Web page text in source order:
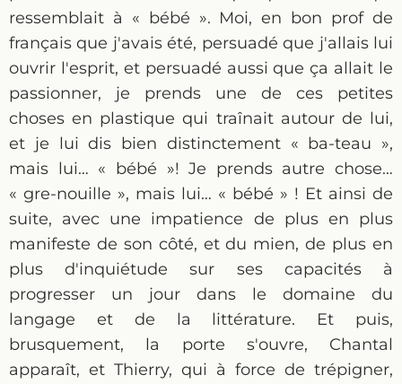
ressemblait à « bébé ». Moi, en bon prof de
français que j'avais été, persuadé que j'allais lui
ouvrir l'esprit, et persuadé aussi que ça allait le
passionner, je prends une de ces petites
choses en plastique qui traînait autour de lui,
et je lui dis bien distinctement « ba-teau »,
mais lui… « bébé »! Je prends autre chose…
« gre-nouille », mais lui… « bébé » ! Et ainsi de
suite, avec une impatience de plus en plus
manifeste de son côté, et du mien, de plus en
plus d'inquiétude sur ses capacités à
progresser un jour dans le domaine du
langage et de la littérature. Et puis,
brusquement, la porte s'ouvre, Chantal
apparaît, et Thierry, qui à force de trépigner,